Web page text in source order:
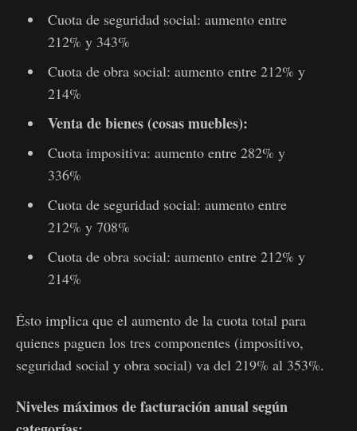
Cuota de seguridad social: aumento entre
212% y 343%
Cuota de obra social: aumento entre 212% y
214%
Venta de bienes (cosas muebles):
Cuota impositiva: aumento entre 282% y
336%
Cuota de seguridad social: aumento entre
212% y 708%
Cuota de obra social: aumento entre 212% y
214%
Ésto implica que el aumento de la cuota total para
quienes paguen los tres componentes (impositivo,
seguridad social y obra social) va del 219% al 353%.
Niveles máximos de facturación anual según